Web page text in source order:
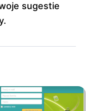
sugestie